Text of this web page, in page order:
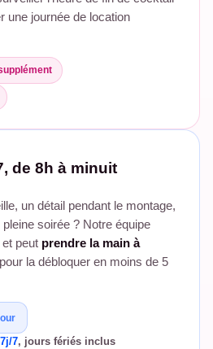
une journée de location
de 8h à minuit
un détail pendant le montage,
soirée ? Notre équipe
peut prendre la main à
la débloquer en moins de 5
7j/7, jours fériés inclus